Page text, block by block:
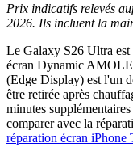
Prix indicatifs relevés
2026. Ils incluent la
Le Galaxy S26 Ultra est
écran Dynamic
(Edge Display) est l'un
être retirée après
minutes
comparer avec la
réparation écran iPhone